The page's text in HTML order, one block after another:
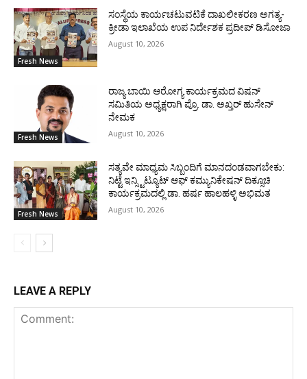
Fresh News
ಸಂಸ್ಥೆಯ ಕಾರ್ಯಚಟುವಟಿಕೆ ದಾಖಲೀಕರಣ ಅಗತ್ಯ-
ಕ್ರೀಡಾ ಇಲಾಖೆಯ ಉಪ ನಿರ್ದೇಶಕ ಪ್ರದೀಪ್ ಡಿಸೋಜಾ
August 10, 2026
Fresh News
ರಾಜ್ಯ ಬಾಯಿ ಆರೋಗ್ಯ ಕಾರ್ಯಕ್ರಮದ ವಿಷನ್
ಸಮಿತಿಯ ಅಧ್ಯಕ್ಷರಾಗಿ ಪ್ರೊ. ಡಾ. ಅಖ್ತರ್ ಹುಸೇನ್
ನೇಮಕ
August 10, 2026
Fresh News
ಸತ್ಯವೇ ಮಾಧ್ಯಮ ಸಿಬ್ಬಂದಿಗೆ ಮಾನದಂಡವಾಗಬೇಕು:
ನಿಟ್ಟೆ ಇನ್ಸ್ಟಿಟ್ಯೂಟ್ ಆಫ್ ಕಮ್ಯುನಿಕೇಷನ್ ದಿಕ್ಸೂಚಿ
ಕಾರ್ಯಕ್ರಮದಲ್ಲಿ ಡಾ. ಹರ್ಷ ಹಾಲಹಳ್ಳಿ ಅಭಿಮತ
August 10, 2026
LEAVE A REPLY